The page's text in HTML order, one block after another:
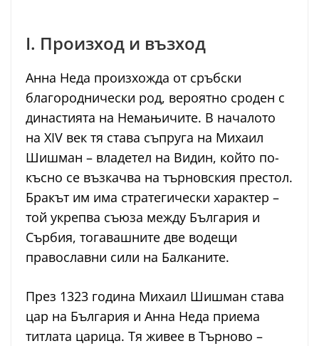
I. Произход и възход
Анна Неда произхожда от сръбски
благороднически род, вероятно сроден с
династията на Немањичите. В началото
на XIV век тя става съпруга на Михаил
Шишман – владетел на Видин, който по-
късно се възкачва на търновския престол.
Бракът им има стратегически характер –
той укрепва съюза между България и
Сърбия, тогавашните две водещи
православни сили на Балканите.
През 1323 година Михаил Шишман става
цар на България и Анна Неда приема
титлата царица. Тя живее в Търново –